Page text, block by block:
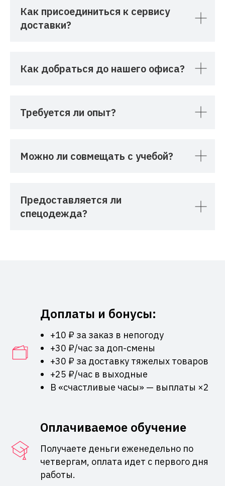
Как присоединиться к сервису
доставки?
Как добраться до нашего офиса?
Требуется ли опыт?
Можно ли совмещать с учебой?
Предоставляется ли
спецодежда?
Доплаты и бонусы:
+10 ₽ за заказ в непогоду
+30 ₽/час за доп-смены
+30 ₽ за доставку тяжелых товаров
+25 ₽/час в выходные
В «счастливые часы» — выплаты ×2
Оплачиваемое обучение
Получаете деньги еженедельно по
четвергам, оплата идет с первого дня
работы.